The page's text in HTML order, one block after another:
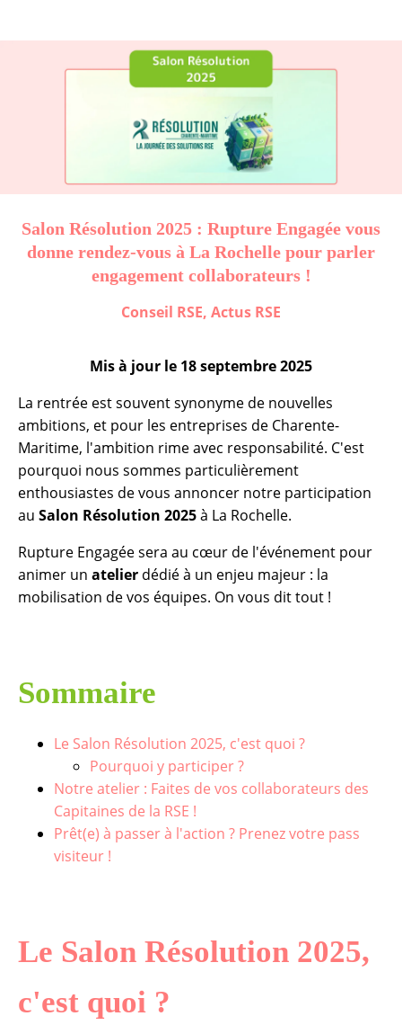
Salon Résolution 2025 : Rupture Engagée vous
donne rendez-vous à La Rochelle pour parler
engagement collaborateurs !
Conseil RSE, Actus RSE
Mis à jour le 18 septembre 2025
La rentrée est souvent synonyme de nouvelles
ambitions, et pour les entreprises de Charente-
Maritime, l'ambition rime avec responsabilité. C'est
pourquoi nous sommes particulièrement
enthousiastes de vous annoncer notre participation
au Salon Résolution 2025à La Rochelle.
Rupture Engagée sera au cœur de l'événement pour
animer un atelier dédié à un enjeu majeur : la
mobilisation de vos équipes. On vous dit tout !
Sommaire
Le Salon Résolution 2025, c'est quoi ?
Pourquoi y participer ?
Notre atelier : Faites de vos collaborateurs des
Capitaines de la RSE !
Prêt(e) à passer à l'action ? Prenez votre pass
visiteur !
Le Salon Résolution 2025,
c'est quoi ?